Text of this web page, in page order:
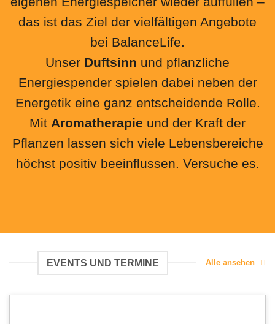
das ist das Ziel der vielfältigen Angebote
bei BalanceLife.
Unser Duftsinn und pflanzliche
Energiespender spielen dabei neben der
Energetik eine ganz entscheidende Rolle.
Mit Aromatherapie und der Kraft der
Pflanzen lassen sich viele Lebensbereiche
höchst positiv beeinflussen. Versuche es.
EVENTS UND TERMINE Alle ansehen